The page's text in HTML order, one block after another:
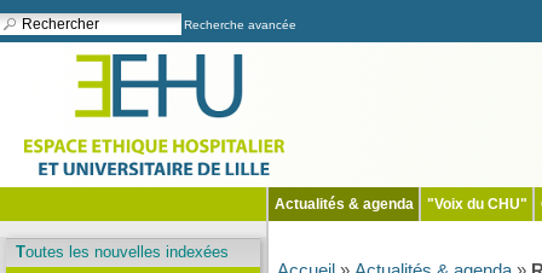
Recherche avancée
Actualités & agenda "Voix du CHU"
Toutes les nouvelles indexées